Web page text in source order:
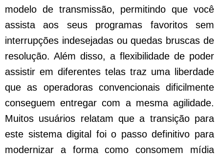
modelo de transmissão, permitindo que você
assista aos seus programas favoritos sem
interrupções indesejadas ou quedas bruscas de
resolução. Além disso, a flexibilidade de poder
assistir em diferentes telas traz uma liberdade
que as operadoras convencionais dificilmente
conseguem entregar com a mesma agilidade.
Muitos usuários relatam que a transição para
este sistema digital foi o passo definitivo para
modernizar a forma como consomem mídia